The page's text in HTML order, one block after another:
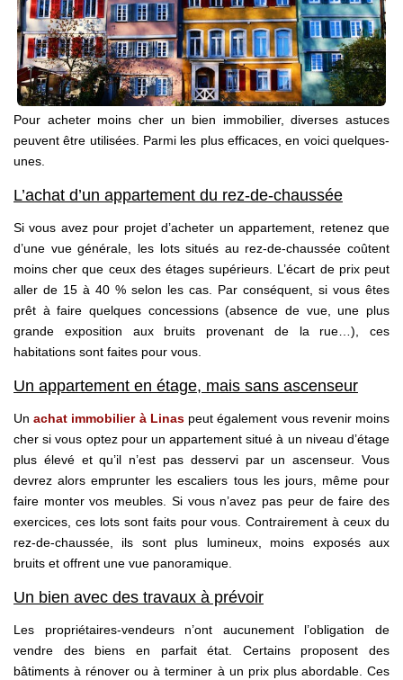
Ventes
Locations
GESTION / SYNDIC
Pour acheter moins cher un bien immobilier, diverses astuces
peuvent être utilisées. Parmi les plus efficaces, en voici quelques-
unes.
L’achat d’un appartement du rez-de-chaussée
Si vous avez pour projet d’acheter un appartement, retenez que
d’une vue générale, les lots situés au rez-de-chaussée coûtent
moins cher que ceux des étages supérieurs. L’écart de prix peut
aller de 15 à 40 % selon les cas. Par conséquent, si vous êtes
prêt à faire quelques concessions (absence de vue, une plus
grande exposition aux bruits provenant de la rue…), ces
habitations sont faites pour vous.
Un appartement en étage, mais sans ascenseur
Unachat immobilier à Linaspeut également vous revenir moins
cher si vous optez pour un appartement situé à un niveau d’étage
plus élevé et qu’il n’est pas desservi par un ascenseur. Vous
devrez alors emprunter les escaliers tous les jours, même pour
faire monter vos meubles. Si vous n’avez pas peur de faire des
exercices, ces lots sont faits pour vous. Contrairement à ceux du
rez-de-chaussée, ils sont plus lumineux, moins exposés aux
bruits et offrent une vue panoramique.
Un bien avec des travaux à prévoir
Les propriétaires-vendeurs n’ont aucunement l’obligation de
vendre des biens en parfait état. Certains proposent des
bâtiments à rénover ou à terminer à un prix plus abordable. Ces